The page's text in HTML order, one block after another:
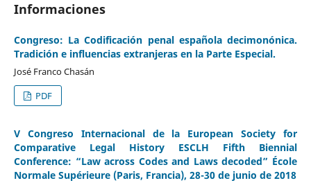
Informaciones
Congreso: La Codificación penal española decimonónica.
Tradición e influencias extranjeras en la Parte Especial.
José Franco Chasán
PDF
V Congreso Internacional de la European Society for
Comparative Legal History ESCLH Fifth Biennial
Conference: “Law across Codes and Laws decoded” École
Normale Supérieure (Paris, Francia), 28-30 de junio de 2018